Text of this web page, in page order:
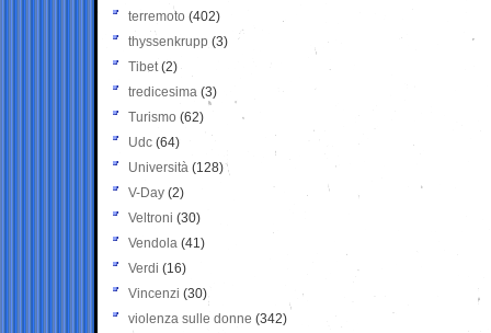
terremoto (402)
thyssenkrupp (3)
Tibet(2)
tredicesima (3)
Turismo (62)
Udc (64)
Università (128)
V-Day (2)
Veltroni (30)
Vendola (41)
Verdi (16)
Vincenzi (30)
violenza sulle donne (342)